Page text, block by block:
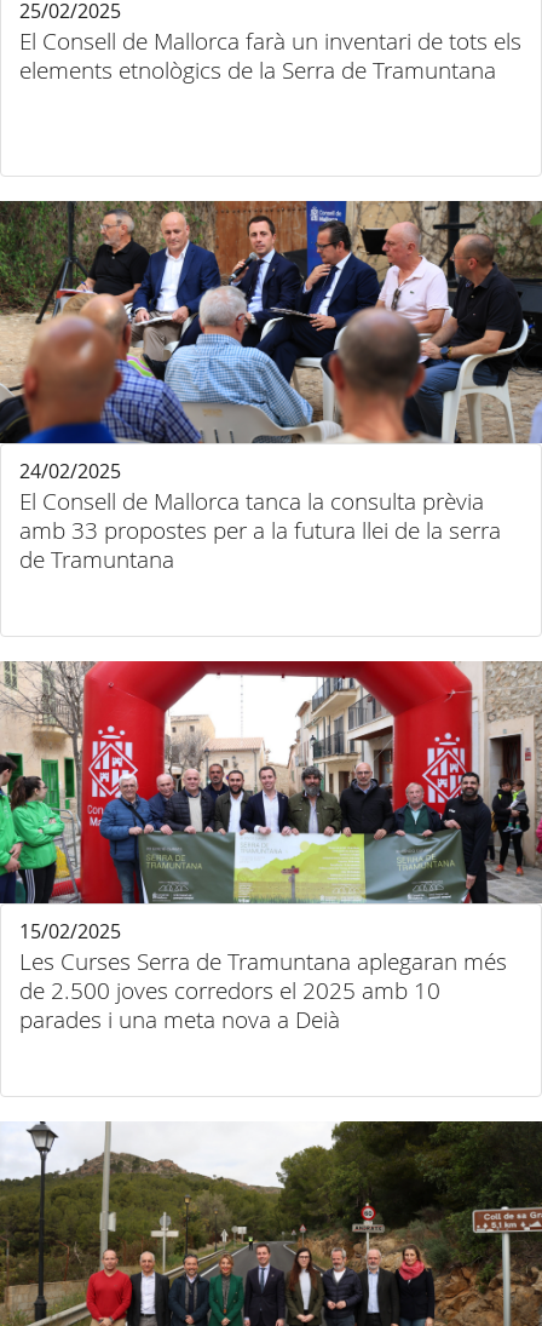
El Consell de Mallorca farà un inventari de tots els
elements etnològics de la Serra de Tramuntana
25/02/2025
El Consell de Mallorca tanca la consulta prèvia
amb 33 propostes per a la futura llei de la serra
de Tramuntana
24/02/2025
Les Curses Serra de Tramuntana aplegaran més
de 2.500 joves corredors el 2025 amb 10
parades i una meta nova a Deià
15/02/2025